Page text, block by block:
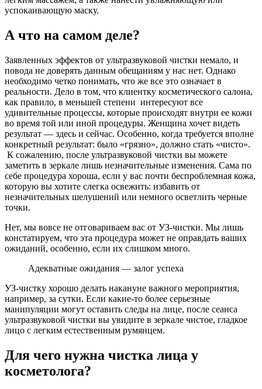
успокаивающую маску.
А что на самом деле?
Заявленных эффектов от ультразвуковой чистки немало, и
повода не доверять данным обещаниям у нас нет. Однако
необходимо четко понимать, что же все это означает в
реальности. Дело в том, что клиентку косметического салона,
как правило, в меньшей степени интересуют все
удивительные процессы, которые происходят внутри ее кожи
во время той или иной процедуры. Женщина хочет видеть
результат — здесь и сейчас. Особенно, когда требуется вполне
конкретный результат: было «грязно», должно стать «чисто».
К сожалению, после ультразвуковой чистки вы можете
заметить в зеркале лишь незначительные изменения. Сама по
себе процедура хороша, если у вас почти беспроблемная кожа,
которую вы хотите слегка освежить: избавить от
незначительных шелушений или немного осветлить черные
точки.
Нет, мы вовсе не отговариваем вас от УЗ-чистки. Мы лишь
констатируем, что эта процедура может не оправдать ваших
ожиданий, особенно, если их слишком много.
Адекватные ожидания — залог успеха
УЗ-чистку хорошо делать накануне важного мероприятия,
например, за сутки. Если какие-то более серьезные
манипуляции могут оставить следы на лице, после сеанса
ультразвуковой чистки вы увидите в зеркале чистое, гладкое
лицо с легким естественным румянцем.
Для чего нужна чистка лица у
косметолога?